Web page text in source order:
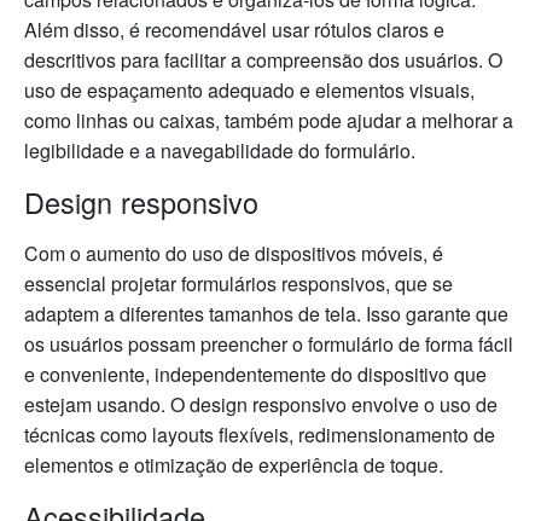
Além disso, é recomendável usar rótulos claros e
descritivos para facilitar a compreensão dos usuários. O
uso de espaçamento adequado e elementos visuais,
como linhas ou caixas, também pode ajudar a melhorar a
legibilidade e a navegabilidade do formulário.
Design responsivo
Com o aumento do uso de dispositivos móveis, é
essencial projetar formulários responsivos, que se
adaptem a diferentes tamanhos de tela. Isso garante que
os usuários possam preencher o formulário de forma fácil
e conveniente, independentemente do dispositivo que
estejam usando. O design responsivo envolve o uso de
técnicas como layouts flexíveis, redimensionamento de
elementos e otimização de experiência de toque.